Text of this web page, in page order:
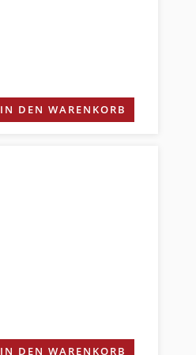
IN DEN WARENKORB
IN DEN WARENKORB